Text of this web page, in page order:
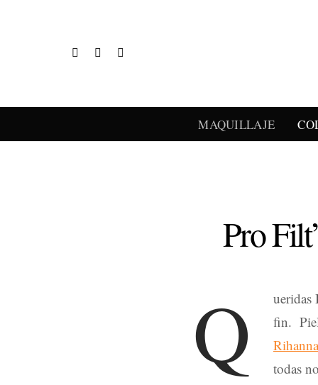
MAQUILLAJE
Pro
Q ueridas
fin.
Rihanna
todas